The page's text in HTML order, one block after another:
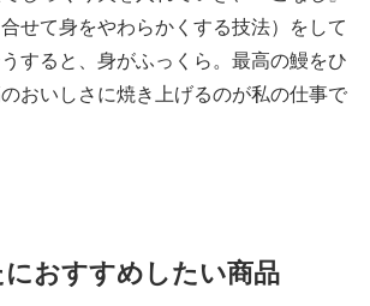
合せて身をやわらかくする技法）をして
すると、身がふっくら。最高の鰻をひ
おいしさに焼き上げるのが私の仕事で
おすすめしたい商品